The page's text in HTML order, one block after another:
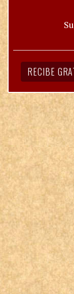
RECIBE